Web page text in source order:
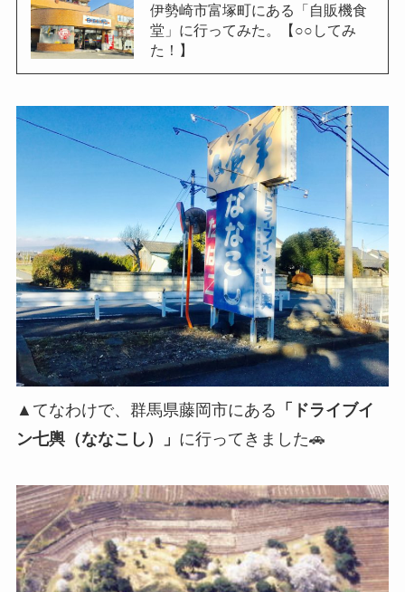
伊勢崎市富塚町にある「自販機食
堂」に行ってみた。【○○してみ
た！】
▲てなわけで、群馬県藤岡市にある 「ドライブイ
ン七輿（ななこし）」 に行ってきました🚗